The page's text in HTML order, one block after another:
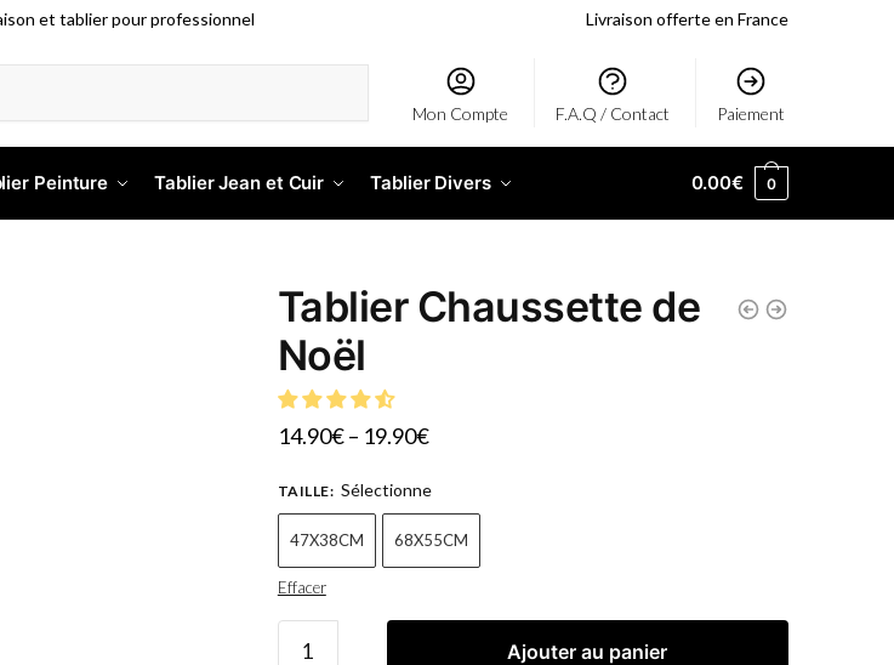
et tablier pour professionnel Livraison offerte en France
Mon Compte F.A.Q / Contact Paiement
Peinture Tablier Jean et Cuir Tablier Divers 0.00€ 0
Tablier Chaussette de
Noël
14.90€– 19.90€
TAILLE: Sélectionne
47X38CM 68X55CM
Effacer
Ajouter au panier